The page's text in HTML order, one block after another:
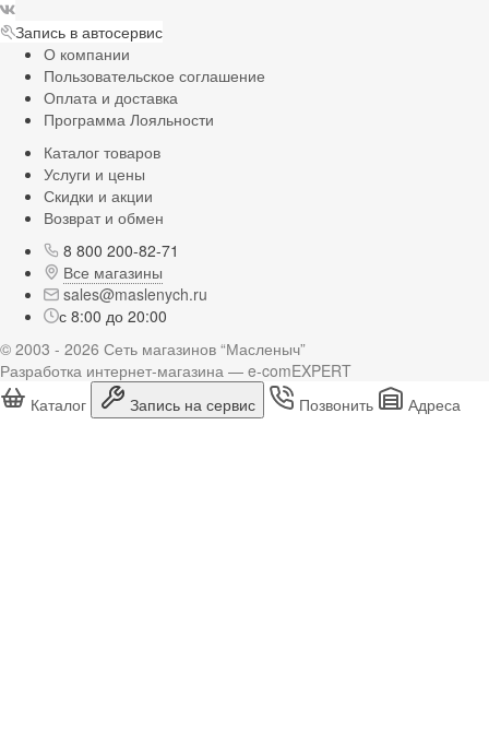
Запись в автосервис
О компании
Пользовательское соглашение
Оплата и доставка
Программа Лояльности
Каталог товаров
Услуги и цены
Скидки и акции
Возврат и обмен
8 800 200-82-71
Все магазины
sales@maslenych.ru
с 8:00 до 20:00
© 2003 - 2026 Сеть магазинов “Масленыч”
Разработка интернет-магазина — e-comEXPERT
Каталог
Запись на сервис Позвонить Адреса